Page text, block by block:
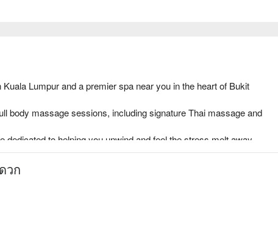
Lumpur and a premier spa near you in the heart of Bukit
body massage sessions, including signature Thai massage and
dedicated to helping you unwind and feel the stress melt away.
mind, body, and soul, designed to relieve deep tension and revitalize
วก